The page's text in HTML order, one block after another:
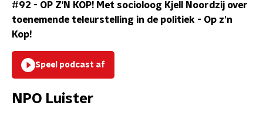
#92 - OP Z'N KOP! Met socioloog Kjell Noordzij over
toenemende teleurstelling in de politiek - Op z’n
Kop!
Speel podcast af
NPO Luister